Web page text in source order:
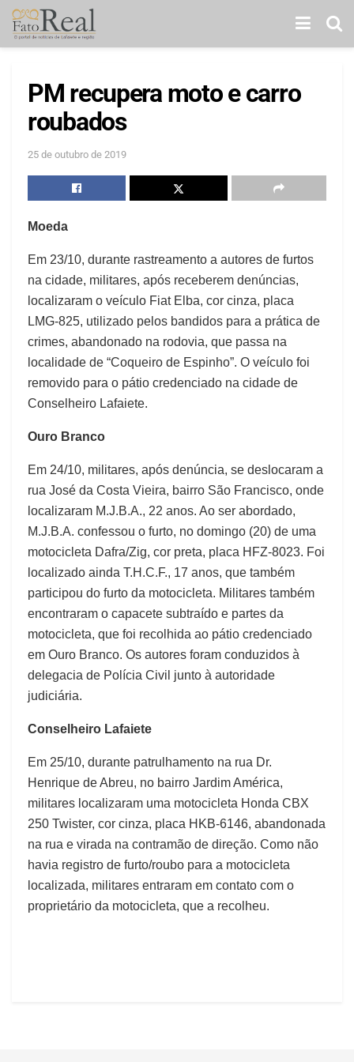
PM recupera moto e carro
roubados
25 de outubro de 2019
Moeda
Em 23/10, durante rastreamento a autores de furtos
na cidade, militares, após receberem denúncias,
localizaram o veículo Fiat Elba, cor cinza, placa
LMG-825, utilizado pelos bandidos para a prática de
crimes, abandonado na rodovia, que passa na
localidade de “Coqueiro de Espinho”. O veículo foi
removido para o pátio credenciado na cidade de
Conselheiro Lafaiete.
Ouro Branco
Em 24/10, militares, após denúncia, se deslocaram a
rua José da Costa Vieira, bairro São Francisco, onde
localizaram M.J.B.A., 22 anos. Ao ser abordado,
M.J.B.A. confessou o furto, no domingo (20) de uma
motocicleta Dafra/Zig, cor preta, placa HFZ-8023. Foi
localizado ainda T.H.C.F., 17 anos, que também
participou do furto da motocicleta. Militares também
encontraram o capacete subtraído e partes da
motocicleta, que foi recolhida ao pátio credenciado
em Ouro Branco. Os autores foram conduzidos à
delegacia de Polícia Civil junto à autoridade
judiciária.
Conselheiro Lafaiete
Em 25/10, durante patrulhamento na rua Dr.
Henrique de Abreu, no bairro Jardim América,
militares localizaram uma motocicleta Honda CBX
250 Twister, cor cinza, placa HKB-6146, abandonada
na rua e virada na contramão de direção. Como não
havia registro de furto/roubo para a motocicleta
localizada, militares entraram em contato com o
proprietário da motocicleta, que a recolheu.